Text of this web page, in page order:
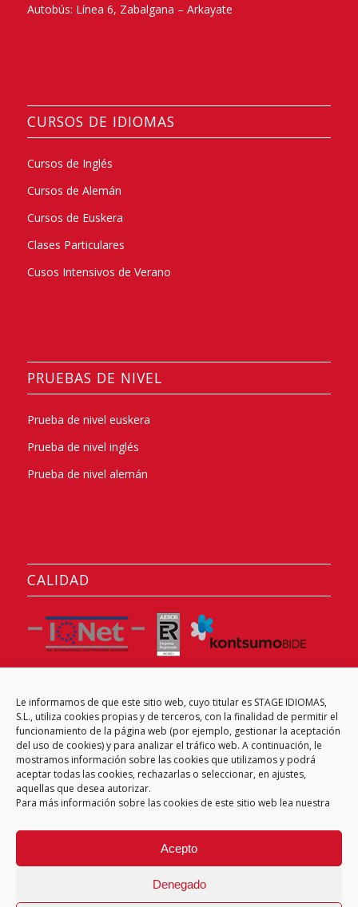
Le informamos de que este sitio web, cuyo titular es STAGE IDIOMAS,
S.L., utiliza cookies propias y de terceros, con la finalidad de permitir el
funcionamiento de la página web (por ejemplo, gestionar la aceptación
del uso de cookies) y para analizar el tráfico web. A continuación, le
mostramos información sobre las cookies que utilizamos y podrá
aceptar todas las cookies, rechazarlas o seleccionar, en ajustes,
aquellas que desea autorizar.
Para más información sobre las cookies de este sitio web lea nuestra
Acepto
Denegado
Autobús: Línea 6, Zabalgana – Arkayate
CURSOS DE IDIOMAS
Cursos de Inglés
Cursos de Alemán
Cursos de Euskera
Clases Particulares
Cusos Intensivos de Verano
PRUEBAS DE NIVEL
Prueba de nivel euskera
Prueba de nivel inglés
Prueba de nivel alemán
CALIDAD
CENTRO EXAMINADOR